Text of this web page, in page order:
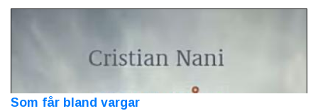
Som får bland vargar